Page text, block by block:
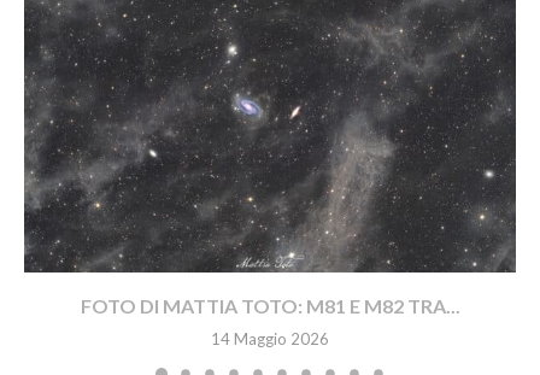
FOTO DI MATTIA TOTO: M81 E M82 TRA...
14 Maggio 2026